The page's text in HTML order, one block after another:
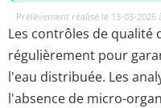
Prélèvement réalisé le 13-03-2026
Les contrôles de qualité
régulièrement pour
l'eau distribuée. Les
l'absence de micro-